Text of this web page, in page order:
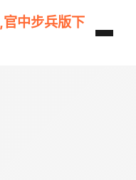
中步兵版下